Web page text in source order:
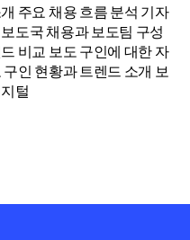
주요 채용 흐름 분석 기자
도국 채용과 보도팀 구성
비교 보도 구인에 대한 자
인 현황과 트렌드 소개 보
털